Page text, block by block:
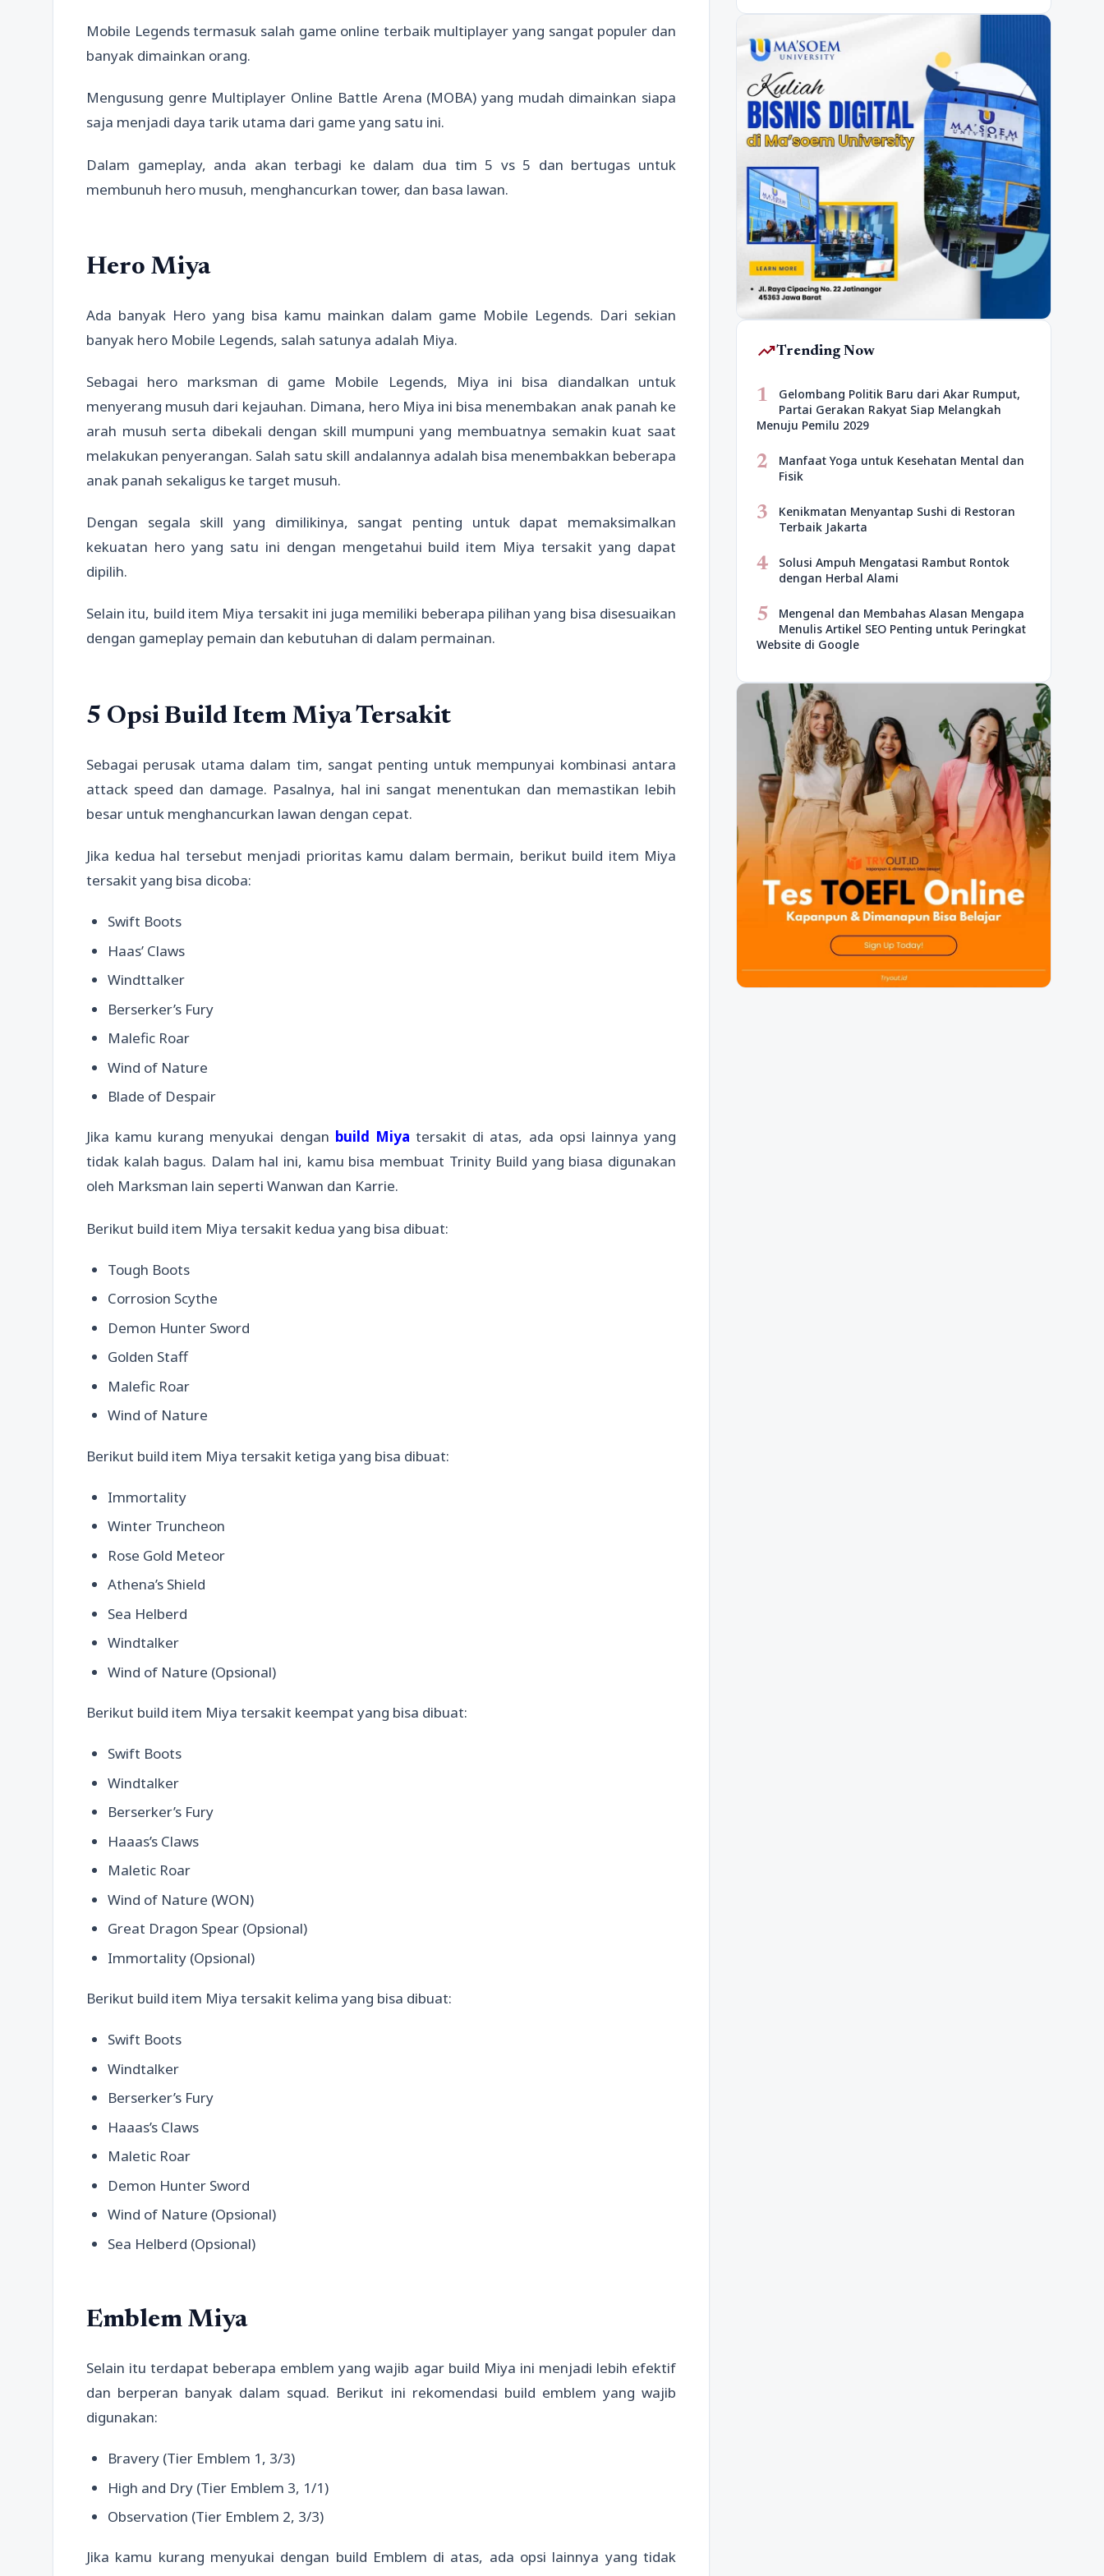
Mobile Legends termasuk salah game online terbaik multiplayer yang sangat populer dan
banyak dimainkan orang.
Mengusung genre Multiplayer Online Battle Arena (MOBA) yang mudah dimainkan siapa
saja menjadi daya tarik utama dari game yang satu ini.
Dalam gameplay, anda akan terbagi ke dalam dua tim 5 vs 5 dan bertugas untuk
membunuh hero musuh, menghancurkan tower, dan basa lawan.
Hero Miya
Ada banyak Hero yang bisa kamu mainkan dalam game Mobile Legends. Dari sekian
banyak hero Mobile Legends, salah satunya adalah Miya.
Sebagai hero marksman di game Mobile Legends, Miya ini bisa diandalkan untuk
menyerang musuh dari kejauhan. Dimana, hero Miya ini bisa menembakan anak panah ke
arah musuh serta dibekali dengan skill mumpuni yang membuatnya semakin kuat saat
melakukan penyerangan. Salah satu skill andalannya adalah bisa menembakkan beberapa
anak panah sekaligus ke target musuh.
Dengan segala skill yang dimilikinya, sangat penting untuk dapat memaksimalkan
kekuatan hero yang satu ini dengan mengetahui build item Miya tersakit yang dapat
dipilih.
Selain itu, build item Miya tersakit ini juga memiliki beberapa pilihan yang bisa disesuaikan
dengan gameplay pemain dan kebutuhan di dalam permainan.
5 Opsi Build Item Miya Tersakit
Sebagai perusak utama dalam tim, sangat penting untuk mempunyai kombinasi antara
attack speed dan damage. Pasalnya, hal ini sangat menentukan dan memastikan lebih
besar untuk menghancurkan lawan dengan cepat.
Jika kedua hal tersebut menjadi prioritas kamu dalam bermain, berikut build item Miya
tersakit yang bisa dicoba:
Swift Boots
Haas’ Claws
Windttalker
Berserker’s Fury
Malefic Roar
Wind of Nature
Blade of Despair
Jika kamu kurang menyukai dengan build Miya tersakit di atas, ada opsi lainnya yang
tidak kalah bagus. Dalam hal ini, kamu bisa membuat Trinity Build yang biasa digunakan
oleh Marksman lain seperti Wanwan dan Karrie.
Berikut build item Miya tersakit kedua yang bisa dibuat:
Tough Boots
Corrosion Scythe
Demon Hunter Sword
Golden Staff
Malefic Roar
Wind of Nature
Berikut build item Miya tersakit ketiga yang bisa dibuat:
Immortality
Winter Truncheon
Rose Gold Meteor
Athena’s Shield
Sea Helberd
Windtalker
Wind of Nature (Opsional)
Berikut build item Miya tersakit keempat yang bisa dibuat:
Swift Boots
Windtalker
Berserker’s Fury
Haaas’s Claws
Maletic Roar
Wind of Nature (WON)
Great Dragon Spear (Opsional)
Immortality (Opsional)
Berikut build item Miya tersakit kelima yang bisa dibuat:
Swift Boots
Windtalker
Berserker’s Fury
Haaas’s Claws
Maletic Roar
Demon Hunter Sword
Wind of Nature (Opsional)
Sea Helberd (Opsional)
Emblem Miya
Selain itu terdapat beberapa emblem yang wajib agar build Miya ini menjadi lebih efektif
dan berperan banyak dalam squad. Berikut ini rekomendasi build emblem yang wajib
digunakan:
Bravery (Tier Emblem 1, 3/3)
High and Dry (Tier Emblem 3, 1/1)
Observation (Tier Emblem 2, 3/3)
Jika kamu kurang menyukai dengan build Emblem di atas, ada opsi lainnya yang tidak
trending_upTrending Now
1
Gelombang Politik Baru dari Akar Rumput,
Partai Gerakan Rakyat Siap Melangkah
Menuju Pemilu 2029
2
Manfaat Yoga untuk Kesehatan Mental dan
Fisik
3
Kenikmatan Menyantap Sushi di Restoran
Terbaik Jakarta
4
Solusi Ampuh Mengatasi Rambut Rontok
dengan Herbal Alami
5
Mengenal dan Membahas Alasan Mengapa
Menulis Artikel SEO Penting untuk Peringkat
Website di Google